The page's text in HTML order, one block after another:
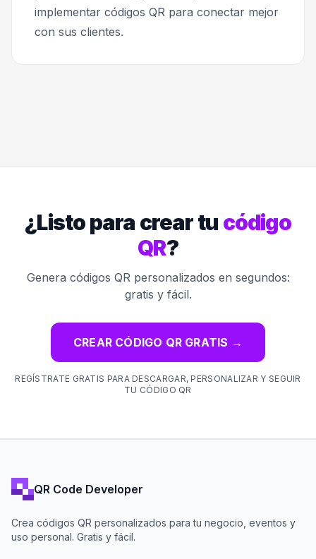
implementar códigos QR para conectar mejor
con sus clientes.
¿Listo para crear tu código
QR?
Genera códigos QR personalizados en segundos:
gratis y fácil.
CREAR CÓDIGO QR GRATIS →
REGÍSTRATE GRATIS PARA DESCARGAR, PERSONALIZAR Y SEGUIR
TU CÓDIGO QR
QR Code Developer
Crea códigos QR personalizados para tu negocio, eventos y
uso personal. Gratis y fácil.